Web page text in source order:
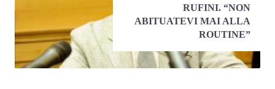
RUFINI. “NON
ABITUATEVI MAI ALLA
ROUTINE”